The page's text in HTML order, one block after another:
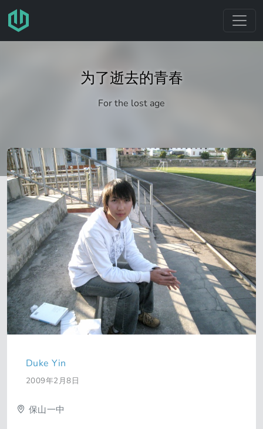
跳转至主要内容
为了逝去的青春
For the lost age
Duke Yin
2009年2月8日
保山一中